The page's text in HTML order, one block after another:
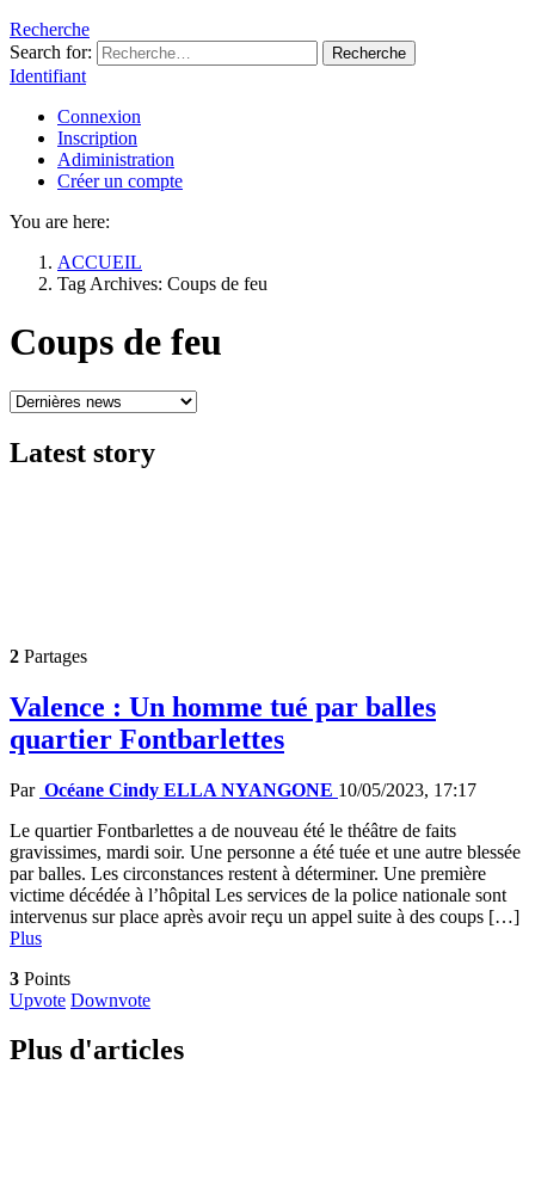
Recherche
Search for:
Recherche
Identifiant
Connexion
Inscription
Adiministration
Créer un compte
You are here:
ACCUEIL
Tag Archives: Coups de feu
Coups de feu
Latest story
2 Partages
Valence : Un homme tué par balles
quartier Fontbarlettes
Par Océane Cindy ELLA NYANGONE 10/05/2023, 17:17
Le quartier Fontbarlettes a de nouveau été le théâtre de faits
gravissimes, mardi soir. Une personne a été tuée et une autre blessée
par balles. Les circonstances restent à déterminer. Une première
victime décédée à l’hôpital Les services de la police nationale sont
intervenus sur place après avoir reçu un appel suite à des coups […]
Plus
3 Points
Upvote Downvote
Plus d'articles